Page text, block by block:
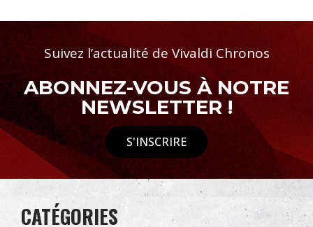
Suivez l’actualité de Vivaldi Chronos
ABONNEZ-VOUS À NOTRE
NEWSLETTER !
S'INSCRIRE
CATÉGORIES